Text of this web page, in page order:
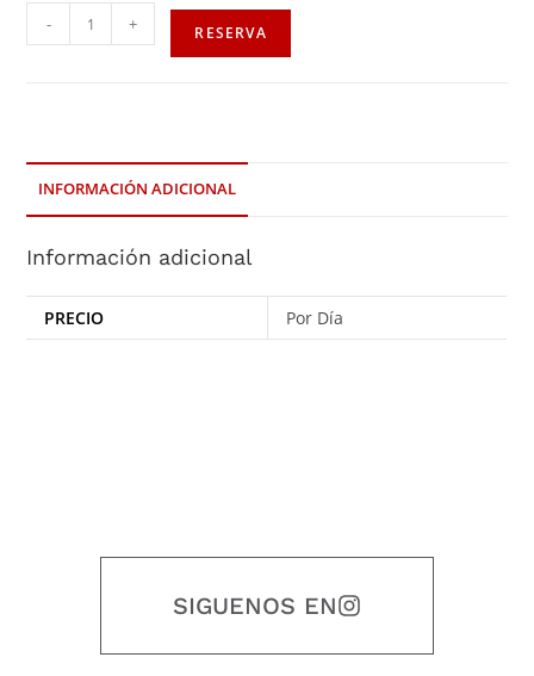
- + RESERVA
INFORMACIÓN ADICIONAL
Información adicional
PRECIO Por Día
SIGUENOS EN